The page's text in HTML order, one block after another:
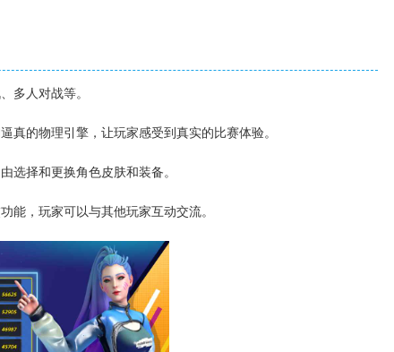
多人对战等。
真的物理引擎，让玩家感受到真实的比赛体验。
选择和更换角色皮肤和装备。
能，玩家可以与其他玩家互动交流。